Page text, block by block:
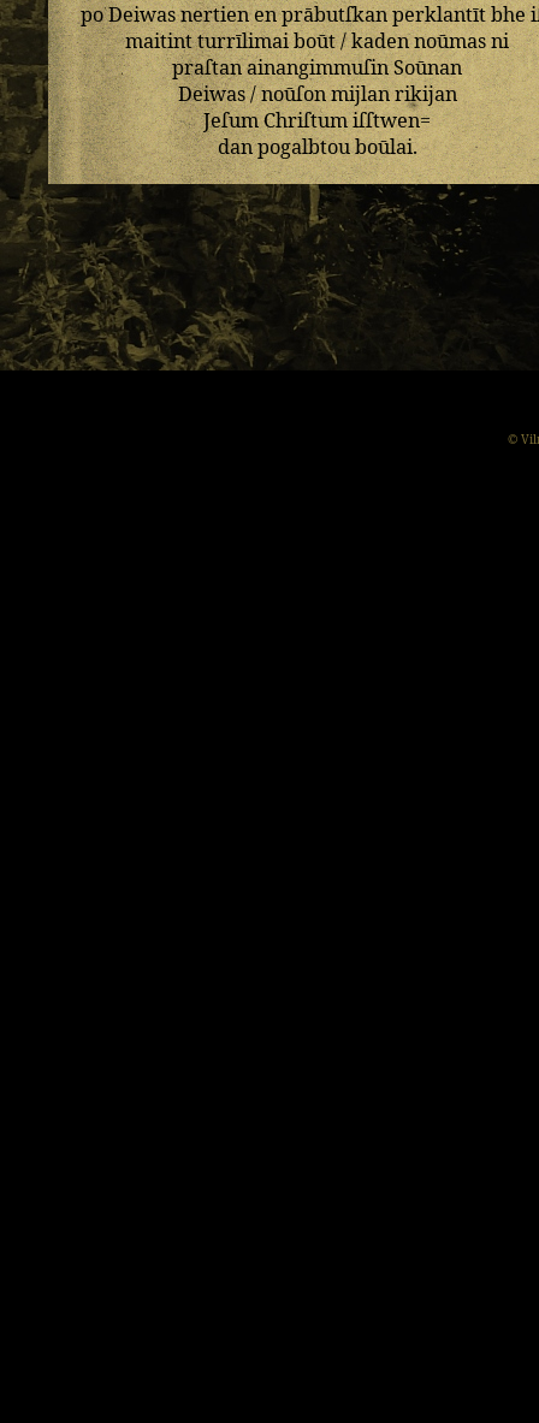
poDeiwasnertienenprābutſkanperklantītbhe
maitintturrīlimaiboūt/kadennoūmas ni
praſtanainangimmuſinSoūnan
Deiwas/noūſonmijlanrikijan
JeſumChriſtumiſſtwen=
danpogalbtouboūlai.
©